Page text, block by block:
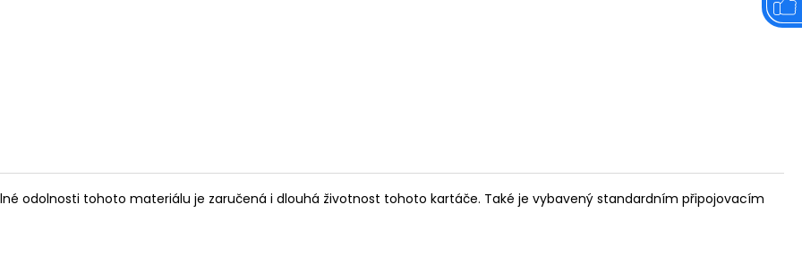
odolnosti tohoto materiálu je zaručená i dlouhá životnost tohoto kartáče. Také je vybavený standardním připojovacím